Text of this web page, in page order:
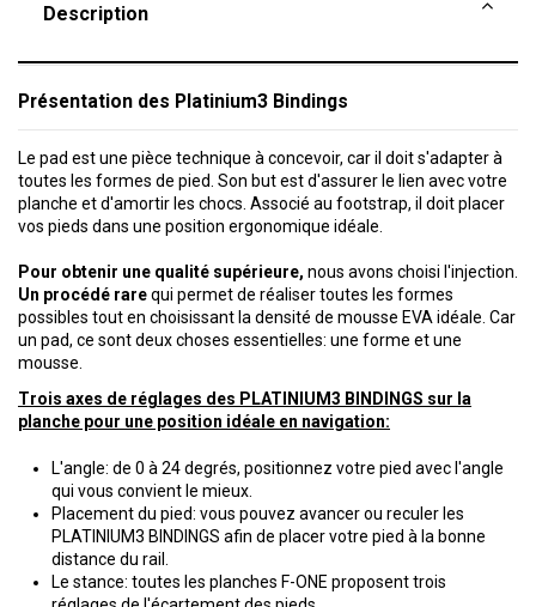
Description
Présentation des Platinium3 Bindings
Le pad est une pièce technique à concevoir, car il doit s'adapter à
toutes les formes de pied. Son but est d'assurer le lien avec votre
planche et d'amortir les chocs. Associé au footstrap, il doit placer
vos pieds dans une position ergonomique idéale.
Pour obtenir une qualité supérieure, nous avons choisi l'injection.
Un procédé rarequi permet de réaliser toutes les formes
possibles tout en choisissant la densité de mousse EVA idéale. Car
un pad, ce sont deux choses essentielles: une forme et une
mousse.
Trois axes de réglages des PLATINIUM3 BINDINGS sur la
planche pour une position idéale en navigation:
L'angle: de 0 à 24 degrés, positionnez votre pied avec l'angle
qui vous convient le mieux.
Placement du pied: vous pouvez avancer ou reculer les
PLATINIUM3 BINDINGS afin de placer votre pied à la bonne
distance du rail.
Le stance: toutes les planches F-ONE proposent trois